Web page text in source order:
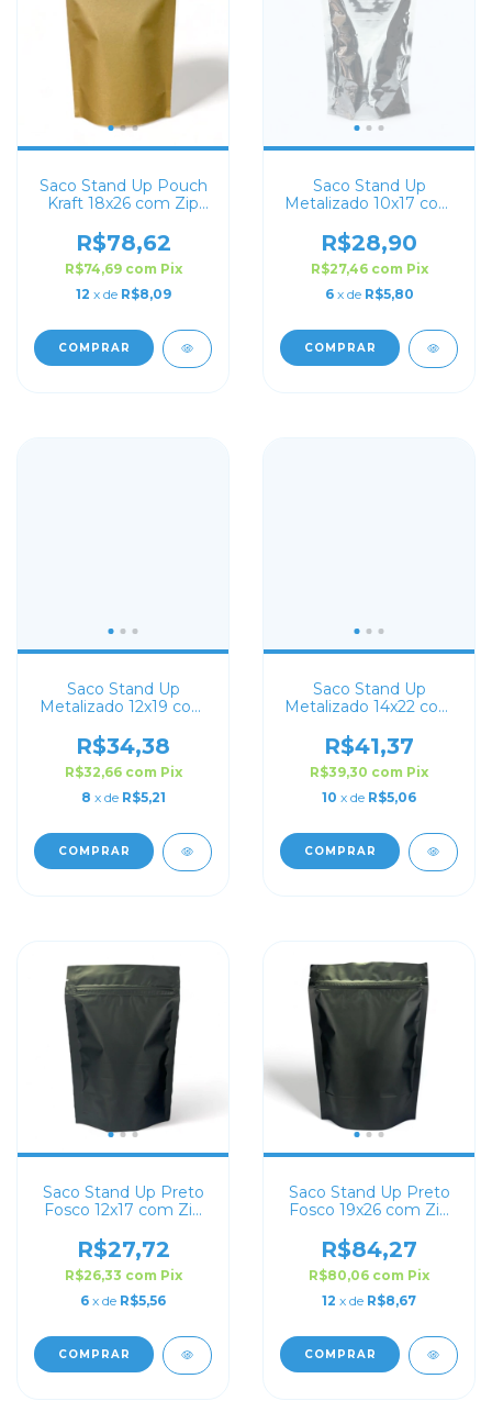
Saco Stand Up Pouch
Kraft 18x26 com Zip
R$78,62
R$74,69 com Pix
12 x de R$8,09
COMPRAR
Saco Stand Up
Metalizado 10x17 com
R$28,90
R$27,46 com Pix
6 x de R$5,80
COMPRAR
Saco Stand Up
Metalizado 12x19 com
R$34,38
R$32,66 com Pix
8 x de R$5,21
COMPRAR
Saco Stand Up
Metalizado 14x22 com
R$41,37
R$39,30 com Pix
10 x de R$5,06
COMPRAR
Saco Stand Up Preto
Fosco 12x17 com Zip
R$27,72
R$26,33 com Pix
6 x de R$5,56
COMPRAR
Saco Stand Up Preto
Fosco 19x26 com Zip
R$84,27
R$80,06 com Pix
12 x de R$8,67
COMPRAR